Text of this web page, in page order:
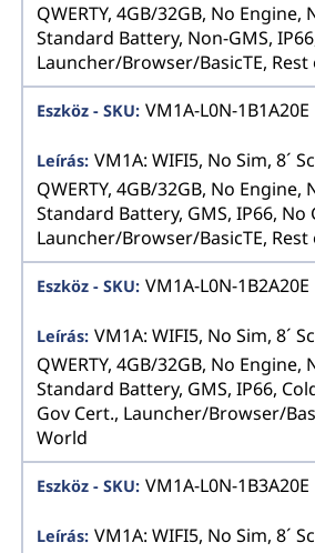
QWERTY, 4GB/32GB, No Engine,
Standard Battery, Non-GMS,
Launcher/Browser/BasicTE,
VM1A-L0N-1B1A20E
VM1A: WIFI5, No Sim, 8´
QWERTY, 4GB/32GB, No Engine,
Standard Battery, GMS, IP66, No
Launcher/Browser/BasicTE,
VM1A-L0N-1B2A20E
VM1A: WIFI5, No Sim, 8´
QWERTY, 4GB/32GB, No Engine,
Standard Battery, GMS, IP66,
Gov Cert., Launcher/Browser/
World
VM1A-L0N-1B3A20E
VM1A: WIFI5, No Sim, 8´